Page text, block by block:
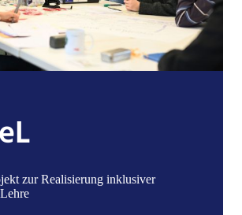
zur Realisierung inklusiver